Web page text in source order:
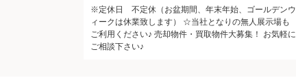
※定休日 不定休（お盆期間、年末年始、ゴールデンウ
ィークは休業致します） ☆当社となりの無人展示場も
ご利用ください♪ 売却物件・買取物件大募集！ お気軽に
ご相談下さい♪